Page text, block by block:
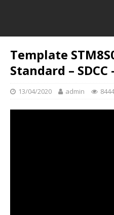
Template
Standard –
13/04/2020 admin 8444